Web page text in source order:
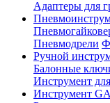
Адаптеры для
Пневмодрели
Ручной
Балонные
Инструмент
Инструмент